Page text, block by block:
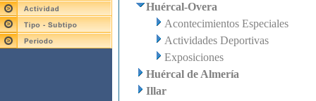
Huércal-Overa
Acontecimientos Especiales
Actividades Deportivas
Exposiciones
Huércal de Almería
Illar